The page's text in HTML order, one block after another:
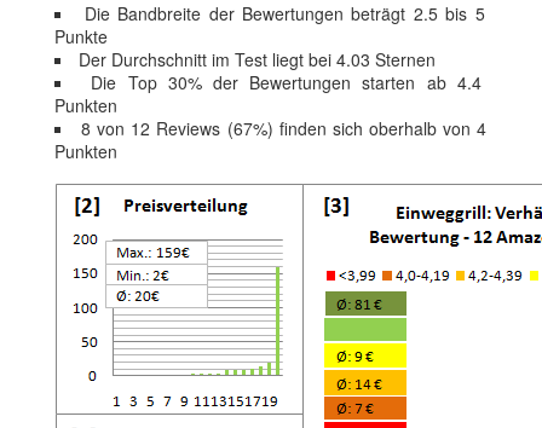
Die Bandbreite der Bewertungen beträgt 2.5 bis 5
Punkte
Der Durchschnitt im Test liegt bei 4.03 Sternen
Die Top 30% der Bewertungen starten ab 4.4
Punkten
8 von 12 Reviews (67%) finden sich oberhalb von 4
Punkten